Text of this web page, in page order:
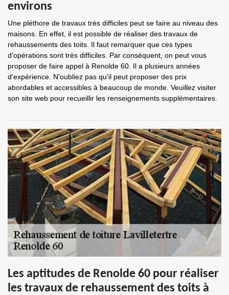
environs
Une pléthore de travaux très difficiles peut se faire au niveau des
maisons. En effet, il est possible de réaliser des travaux de
rehaussements des toits. Il faut remarquer que ces types
d'opérations sont très difficiles. Par conséquent, on peut vous
proposer de faire appel à Renolde 60. Il a plusieurs années
d'expérience. N'oubliez pas qu'il peut proposer des prix
abordables et accessibles à beaucoup de monde. Veuillez visiter
son site web pour recueillir les renseignements supplémentaires.
Les aptitudes de Renolde 60 pour réaliser
les travaux de rehaussement des toits à